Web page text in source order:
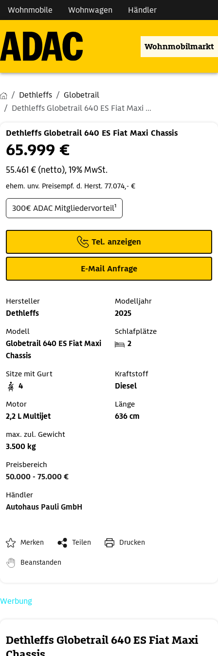
Wohnmobile Wohnwagen Händler
Wohnmobilmarkt
Dethleffs
Globetrail
Dethleffs Globetrail 640 ES Fiat Maxi ...
Dethleffs Globetrail 640 ES Fiat Maxi
Dethleffs Globetrail 640 ES Fiat Maxi Chassis
65.999 €
55.461 € (netto), 19% MwSt.
ehem. unv. Preisempf. d. Herst. 77.074,- €
300€ ADAC Mitgliedervorteil¹
Tel. anzeigen
E-Mail Anfrage
Hersteller
Dethleffs
Modelljahr
2025
Modell
Globetrail 640 ES Fiat Maxi
Chassis
Schlafplätze
2
Sitze mit Gurt
4
Kraftstoff
Diesel
Motor
2,2 L Multijet
Länge
636 cm
max. zul. Gewicht
3.500 kg
Preisbereich
50.000 - 75.000 €
Händler
Autohaus Pauli GmbH
Merken Teilen Drucken
Beanstanden
Werbung